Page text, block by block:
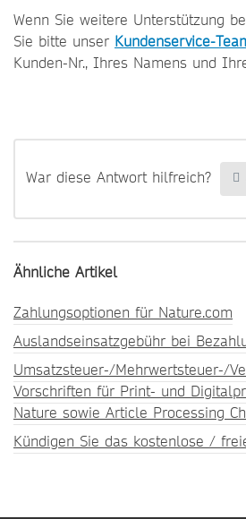
Wenn Sie weitere Unterstützung
Sie bitte unser Kundenservice-
Kunden-Nr., Ihres Namens und
War diese Antwort hilfreich?
Ähnliche Artikel
Zahlungsoptionen für Nature.com
Auslandseinsatzgebühr bei
Umsatzsteuer-/Mehrwertsteuer-/
Vorschriften für Print- und
Nature sowie Article Processing
Kündigen Sie das kostenlose /